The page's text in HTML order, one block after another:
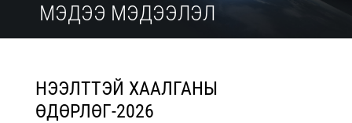
МЭДЭЭ МЭДЭЭЛЭЛ
НЭЭЛТТЭЙ ХААЛГАНЫ
ӨДӨРЛӨГ-2026